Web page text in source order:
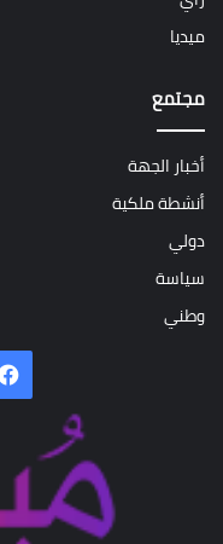
ميديا
مجتمع
أخبار الجهة
أنشطة ملكية
دولي
سياسة
وطني